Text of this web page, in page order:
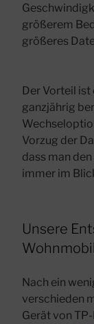
größerem
größeres
Der Vorteil ist
ganzjährig
Vorzug der
dass man
immer im
Unsere
Nach ein
verschieden
Gerät von